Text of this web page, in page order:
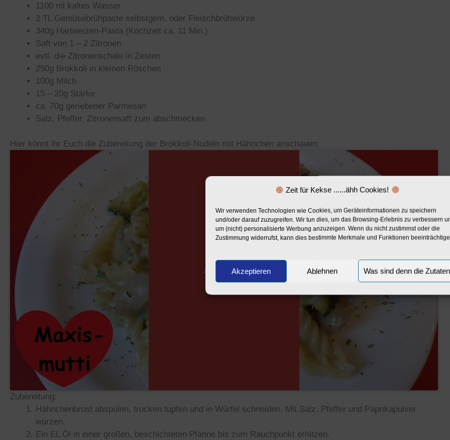
Zeit für Kekse ......ähh Cookies!
Wir verwenden Technologien wie Cookies, um Geräteinformationen zu speichern
und/oder darauf zuzugreifen. Wir tun dies, um das Browsing-Erlebnis zu verbessern
um (nicht) personalisierte Werbung anzuzeigen. Wenn du nicht zustimmst oder die
Zustimmung widerrufst, kann dies bestimmte Merkmale und Funktionen
Akzeptieren Ablehnen Was sind denn die
1100 ml kaltes Wasser
2 TL Gemüsebrühpaste selbstgem. oder Fleischbrühwürze
340g Hartweizen-Pasta (Kochzeit ca. 11 Min.)
Saft von 1 – 2 Zitronen
evtl. die Zitronenschale in Zesten
250g Brokkoli in kleinen Röschen
100g Milch
15 – 20g Stärke
ca. 70g geriebener Parmesan
Salz, Pfeffer, Zitronensaft zum abschmecken
Hier könnt ihr Euch die Zubereitung der Brokkoli-Nudeln mit Hähnchen anschauen:
zustimmen
Zubereitung:
Hähnchenbrust abspülen, trocken tupfen und in Würfel schneiden. Mit Salz, Pfeffer und Paprikapulver
würzen.
Ein EL Öl in einer großen, beschichteten Pfanne bis zum Rauchpunkt erhitzen.